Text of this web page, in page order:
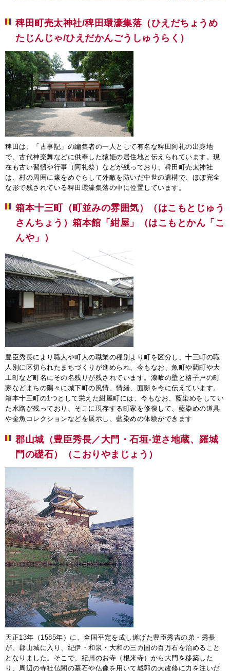
稗田町売太神社/稗田環濠集落（ひえだちょうめ
たじんじゃ/ひえだかんごうしゅうらく）
稗田は、「古事記」の編集者の一人として有名な稗田阿礼の出身地
で、古代神楽舞などに供奉した猿姫の居住地と伝えられています。現
在も古い習慣や行事（阿礼祭）などが残っており、稗田町売太神社
は、村の周囲に壕をめぐらして外敵を防いだ中世の遺構で、ほぼ完全
な形で残されている稗田環濠集落の中に位置しています。
箱本十三町（町並みの雰囲気）（はこもとじゅう
さんちょう）箱本館「紺屋」（はこもとかん「こ
んや」）
豊臣秀長により職人や町人の職業の種別より町を区分し、十三町の職
人別に区切られたまちづくりが進められ、今もなお、魚町や藺町や大
工町など町名にその名残りが残されています。漆喰の壁と格子戸の町
家などまちの隅々に城下町の風情、情緒、面影を今に伝えています。
箱本十三町の1つとして栄えた紺屋町には、今もなお、藍染めをしてい
た水路が残っており、そこに現存する町家を修復して、藍染めの道具
や金魚コレクションなどを展示し、藍染めの体験ができます
郡山城（豊臣秀長／大門・石垣-逆さ地蔵、羅城
門の礎石）（こおりやまじょう）
天正13年（1585年）に、全国平定を成し遂げた豊臣秀吉の弟・秀長
が、郡山城に入り、紀伊・和泉・大和の三カ国の百万石を治めること
となりました。そこで、紀州のお寺（根来寺）から大門を移築した
り、周辺の寺社仏閣の墓石や仏像を用いて城郭の大改修に力を注いだ